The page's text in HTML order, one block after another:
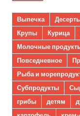
Выпечка
Крупы
Курица
Молочные
Повседневное
Рыба и
Субпродукты
грибы
детям